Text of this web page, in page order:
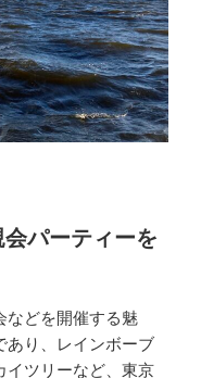
パーティーを
などを開催する魅
あり、レインボーブ
イツリーなど、東京